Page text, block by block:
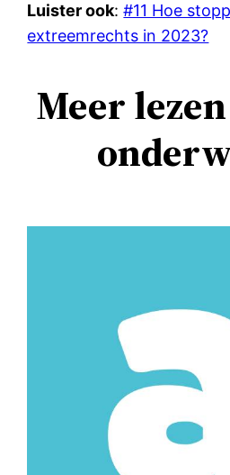
Luister ook:#11 Hoe
extreemrechts in 2023?
Meer